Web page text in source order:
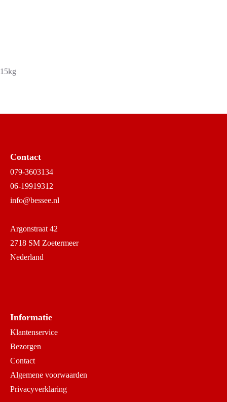
15kg
Contact
079-3603134
06-19919312
info@bessee.nl
Argonstraat 42
2718 SM Zoetermeer
Nederland
Informatie
Klantenservice
Bezorgen
Contact
Algemene voorwaarden
Privacyverklaring